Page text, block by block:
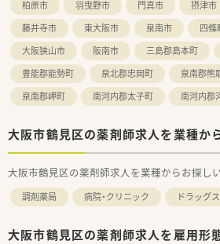
柏原市
羽曳野市 門真市 摂津市
藤井寺市
東大阪市 泉南市 四條
大阪狭山市
阪南市 三島郡島本町
豊能郡能勢町
泉北郡忠岡町 泉南郡熊
泉南郡岬町
南河内郡太子町 南河内郡
大阪市鶴見区の薬剤師求人を業種か
大阪市鶴見区の薬剤師求人を業種からお探し
調剤薬局 病院・クリニック ドラッグ
大阪市鶴見区の薬剤師求人を雇用形